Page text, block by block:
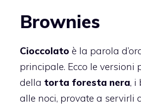
Brownies
Cioccolato è la parola
principale. Ecco le versioni
della torta foresta nera, i
alle noci, provate a servirli